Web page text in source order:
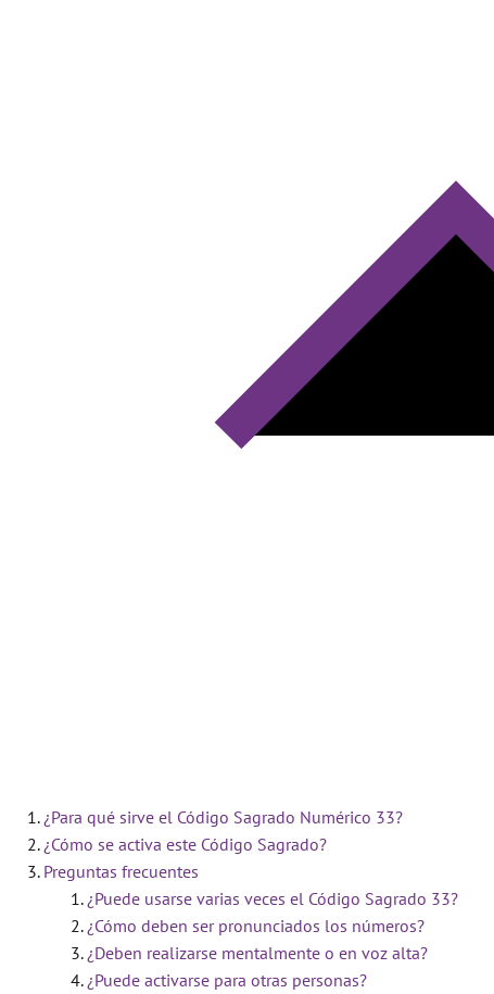
¿Para qué sirve el Código Sagrado Numérico 33?
¿Cómo se activa este Código Sagrado?
Preguntas frecuentes
¿Puede usarse varias veces el Código Sagrado 33?
¿Cómo deben ser pronunciados los números?
¿Deben realizarse mentalmente o en voz alta?
¿Puede activarse para otras personas?